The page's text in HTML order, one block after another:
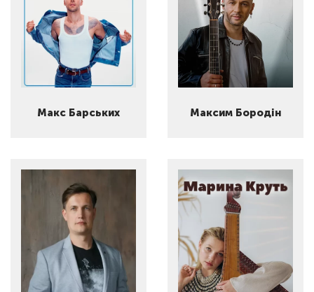
Макс Барських Максим Бородін